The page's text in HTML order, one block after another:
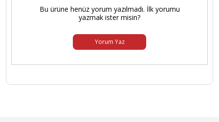
Bu ürüne henüz yorum yazılmadı. İlk yorumu
yazmak ister misin?
Yorum Yaz